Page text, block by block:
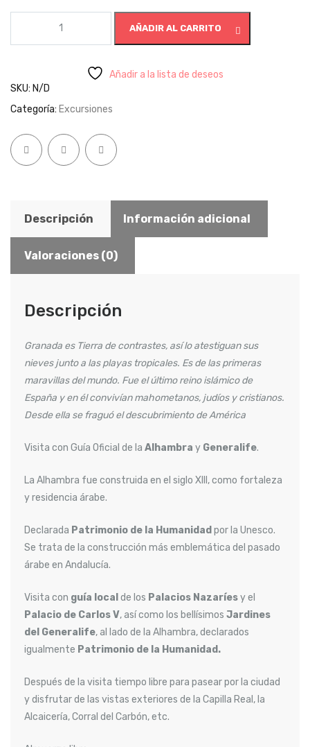
desde
42.00€
GRANADA
cantidad
AÑADIR AL CARRITO
Añadir a la lista de deseos
SKU: N/D
Categoría: Excursiones
Descripción Información adicional
Valoraciones (0)
Descripción
Granada es Tierra de contrastes, así lo atestiguan sus
nieves junto a las playas tropicales. Es de las primeras
maravillas del mundo. Fue el último reino islámico de
España y en él convivían mahometanos, judíos y cristianos.
Desde ella se fraguó el descubrimiento de América
Visita con Guía Oficial de la Alhambra y Generalife.
La Alhambra fue construida en el siglo XIII, como fortaleza
y residencia árabe.
Declarada Patrimonio de la Humanidad por la Unesco.
Se trata de la construcción más emblemática del pasado
árabe en Andalucía.
Visita con guía local de los Palacios Nazaríesy el
Palacio de Carlos V, así como los bellísimos Jardines
del Generalife, al lado de la Alhambra, declarados
igualmente Patrimonio de la Humanidad.
Después de la visita tiempo libre para pasear por la ciudad
y disfrutar de las vistas exteriores de la Capilla Real, la
Alcaicería, Corral del Carbón, etc.